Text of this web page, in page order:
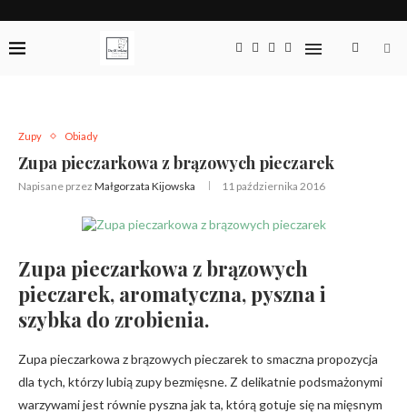
Zupy Obiady
Zupa pieczarkowa z brązowych pieczarek
Napisane przez Małgorzata Kijowska 11 października 2016
Zupa pieczarkowa z brązowych
pieczarek, aromatyczna, pyszna i
szybka do zrobienia.
Zupa pieczarkowa z brązowych pieczarek to smaczna propozycja
dla tych, którzy lubią zupy bezmięsne. Z delikatnie podsmażonymi
warzywami jest równie pyszna jak ta, którą gotuje się na mięsnym